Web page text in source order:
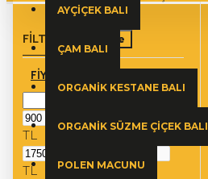
AYÇIÇEK BALI
ÇAM BALI
ORGANIK KESTANE BALI
ORGANIK SÜZME ÇIÇEK BALI
POLEN MACUNU
FILTRE Temizle
FIYAT
TL
TL